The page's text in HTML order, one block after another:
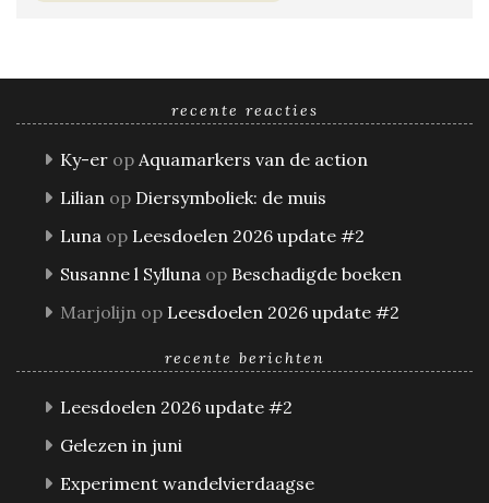
recente reacties
Ky-er op Aquamarkers van de action
Lilian op Diersymboliek: de muis
Luna op Leesdoelen 2026 update #2
Susanne l Sylluna op Beschadigde boeken
Marjolijn op Leesdoelen 2026 update #2
recente berichten
Leesdoelen 2026 update #2
Gelezen in juni
Experiment wandelvierdaagse